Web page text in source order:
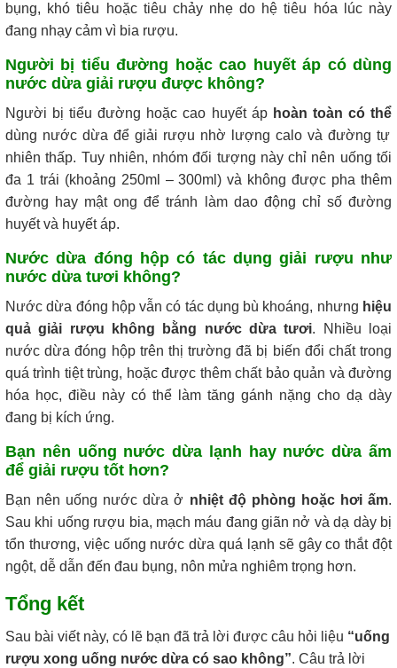
bụng, khó tiêu hoặc tiêu chảy nhẹ do hệ tiêu hóa lúc này
đang nhạy cảm vì bia rượu.
Người bị tiểu đường hoặc cao huyết áp có dùng
nước dừa giải rượu được không?
Người bị tiểu đường hoặc cao huyết áp hoàn toàn có thể
dùng nước dừa để giải rượu nhờ lượng calo và đường tự
nhiên thấp. Tuy nhiên, nhóm đối tượng này chỉ nên uống tối
đa 1 trái (khoảng 250ml – 300ml) và không được pha thêm
đường hay mật ong để tránh làm dao động chỉ số đường
huyết và huyết áp.
Nước dừa đóng hộp có tác dụng giải rượu như
nước dừa tươi không?
Nước dừa đóng hộp vẫn có tác dụng bù khoáng, nhưng hiệu
quả giải rượu không bằng nước dừa tươi. Nhiều loại
nước dừa đóng hộp trên thị trường đã bị biến đổi chất trong
quá trình tiệt trùng, hoặc được thêm chất bảo quản và đường
hóa học, điều này có thể làm tăng gánh nặng cho dạ dày
đang bị kích ứng.
Bạn nên uống nước dừa lạnh hay nước dừa ấm
để giải rượu tốt hơn?
Bạn nên uống nước dừa ở nhiệt độ phòng hoặc hơi ấm.
Sau khi uống rượu bia, mạch máu đang giãn nở và dạ dày bị
tổn thương, việc uống nước dừa quá lạnh sẽ gây co thắt đột
ngột, dễ dẫn đến đau bụng, nôn mửa nghiêm trọng hơn.
Tổng kết
Sau bài viết này, có lẽ bạn đã trả lời được câu hỏi liệu “uống
rượu xong uống nước dừa có sao không”. Câu trả lời